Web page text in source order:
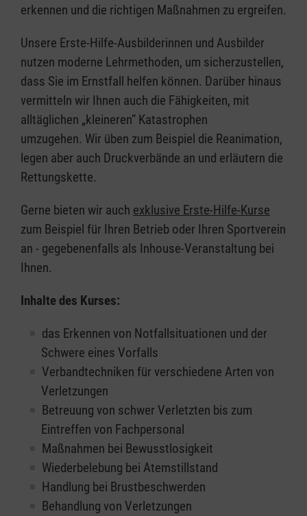
erkennen und die richtigen Maßnahmen zu ergreifen.
Unsere Erste-Hilfe-Ausbilderinnen und Ausbilder
nutzen moderne Lehrmethoden, um sicherzustellen,
dass Sie im Ernstfall helfen können. Darüber hinaus
vermitteln wir Ihnen auch die Fähigkeiten, mit
alltäglichen „kleineren” Katastrophen
umzugehen. Wir üben zum Beispiel die Reanimation,
legen aber auch Druckverbände an und erläutern die
Rettungskette.
Gerne bieten wir auch exklusive Erste-Hilfe-Kurse
zum Beispiel für Ihren Betrieb oder Ihren Sportverein
an - gegebenenfalls als Inhouse-Veranstaltung bei
Ihnen.
Inhalte des Kurses:
das Erkennen von Notfallsituationen und der
Schwere eines Vorfalls
Verbandtechniken für verschiedene Arten von
Verletzungen
Betreuung von schwer Verletzten bis zum
Eintreffen von Fachpersonal
Maßnahmen bei Bewusstlosigkeit
Wiederbelebung bei Atemstillstand
Handlung bei Brustbeschwerden
Behandlung von Verletzungen